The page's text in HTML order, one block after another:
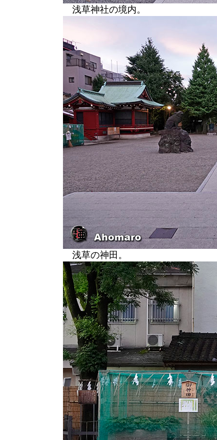
浅草神社の境内。
浅草の神田。